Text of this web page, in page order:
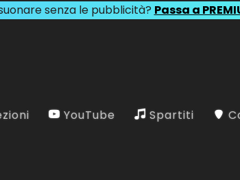
senza le pubblicità? Passa a
YouTube Spartiti